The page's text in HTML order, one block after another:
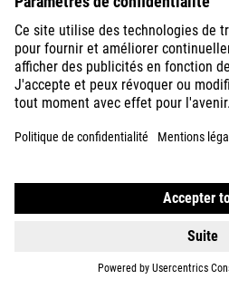
MUDGUARD VANE FRONT 27,5"